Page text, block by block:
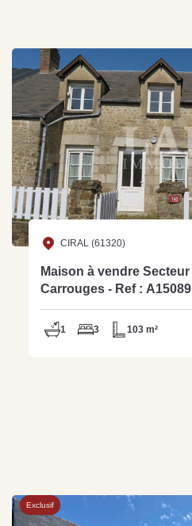
CIRAL (61320)
Maison à vendre Secteur
Carrouges - Ref : A15089
1 3 103 m²
Exclusif